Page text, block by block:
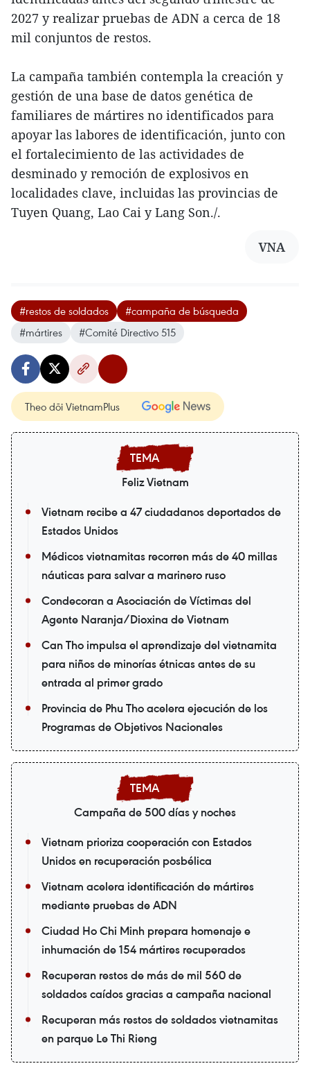
2027 y realizar pruebas de ADN a cerca de 18
mil conjuntos de restos.
La campaña también contempla la creación y
gestión de una base de datos genética de
familiares de mártires no identificados para
apoyar las labores de identificación, junto con
el fortalecimiento de las actividades de
desminado y remoción de explosivos en
localidades clave, incluidas las provincias de
Tuyen Quang, Lao Cai y Lang Son./.
VNA
#restos de soldados
#campaña de búsqueda
#mártires
#Comité Directivo 515
Theo dõi VietnamPlus
Feliz Vietnam
Vietnam recibe a 47 ciudadanos deportados de
Estados Unidos
Médicos vietnamitas recorren más de 40 millas
náuticas para salvar a marinero ruso
Condecoran a Asociación de Víctimas del
Agente Naranja/Dioxina de Vietnam
Can Tho impulsa el aprendizaje del vietnamita
para niños de minorías étnicas antes de su
entrada al primer grado
Provincia de Phu Tho acelera ejecución de los
Programas de Objetivos Nacionales
Campaña de 500 días y noches
Vietnam prioriza cooperación con Estados
Unidos en recuperación posbélica
Vietnam acelera identificación de mártires
mediante pruebas de ADN
Ciudad Ho Chi Minh prepara homenaje e
inhumación de 154 mártires recuperados
Recuperan restos de más de mil 560 de
soldados caídos gracias a campaña nacional
Recuperan más restos de soldados vietnamitas
en parque Le Thi Rieng